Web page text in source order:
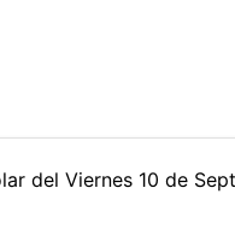
del Viernes 10 de